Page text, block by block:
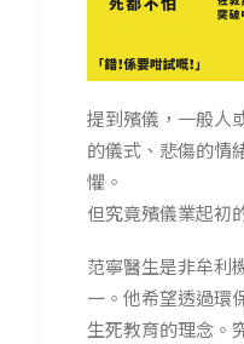
提到殯儀，一般人
的儀式、悲傷的情
懼。
但究竟殯儀業起初
范寧醫生是非牟利
一。他希望透過環
生死教育的理念。